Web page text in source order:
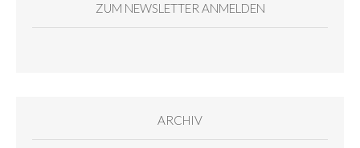
ZUM NEWSLETTER ANMELDEN
ARCHIV